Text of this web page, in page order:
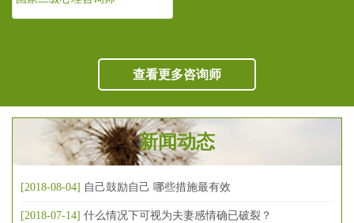
查看更多咨询师
新闻动态
[2018-08-04] 自己鼓励自己 哪些措施最有效
[2018-07-14] 什么情况下可视为夫妻感情确已破裂？